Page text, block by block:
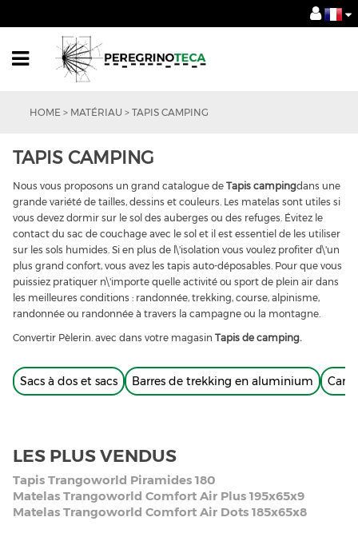
HOME > MATÉRIAU > TAPIS CAMPING
TAPIS CAMPING
Nous vous proposons un grand catalogue de Tapis campingdans une
grande variété de tailles, dessins et couleurs. Les matelas sont utiles si
vous devez dormir sur le sol des auberges ou des refuges. Évitez le
contact du sac de couchage avec le sol et il est essentiel de les utiliser
sur les sols humides. Si en plus de l\'isolation vous voulez profiter d\'un
plus grand confort, vous avez les tapis auto-déposables. Pour que vous
puissiez pratiquer n\'importe quelle activité ou sport de plein air dans
les meilleures conditions : randonnée, trekking, course, alpinisme,
randonnée ou randonnée à travers la campagne ou la montagne.
Convertir Pèlerin. avec dans votre magasin Tapis de camping.
Sacs à dos et sacs Barres de trekking en aluminium
LES PLUS VENDUS
Tapis Trangoworld Piramides 180
Matelas Trangoworld Comfort Air Plus 195x65x9
Matelas Trangoworld Comfort Air Dots 185x65x8